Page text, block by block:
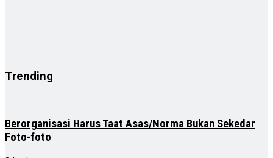
Trending
Berorganisasi Harus Taat Asas/Norma Bukan Sekedar
Foto-foto